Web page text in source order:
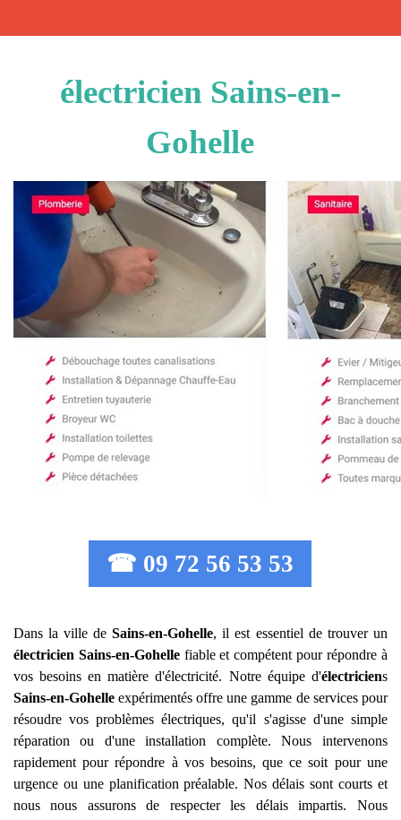
électricien Sains-en-
Gohelle
☎ 09 72 56 53 53
Dans la ville deSains-en-Gohelle, il est essentiel de trouver un
électricien Sains-en-Gohellefiable et compétent pour répondre à
vos besoins en matière d'électricité. Notre équipe d'électriciens
Sains-en-Gohelle expérimentés offre une gamme de services pour
résoudre vos problèmes électriques, qu'il s'agisse d'une simple
réparation ou d'une installation complète. Nous intervenons
rapidement pour répondre à vos besoins, que ce soit pour une
urgence ou une planification préalable. Nos délais sont courts et
nous nous assurons de respecter les délais impartis. Nous